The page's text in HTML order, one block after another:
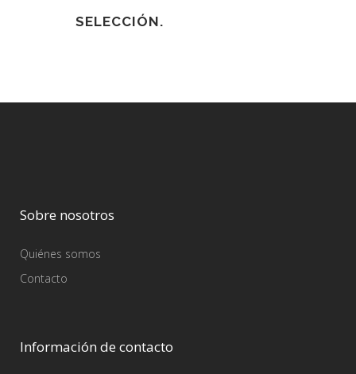
SELECCIÓN.
Sobre nosotros
Quiénes somos
Contacto
Información de contacto